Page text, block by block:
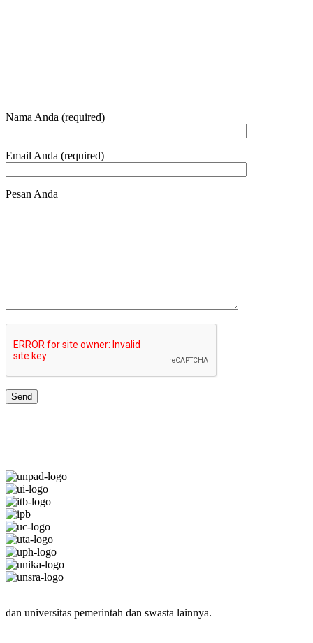
Nama Anda (required)
Email Anda (required)
Pesan Anda
dan universitas pemerintah dan swasta lainnya.